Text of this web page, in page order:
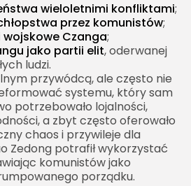
wieloletnimi konfliktami;
przez komunistów;
Czanga;
jako partii elit, oderwanej
ludzi.
przywódcą, ale często nie
systemu, który sam
potrzebowało lojalności,
a zbyt często oferowało
chaos i przywileje dla
Zedong potrafił wykorzystać
komunistów jako
porządku.